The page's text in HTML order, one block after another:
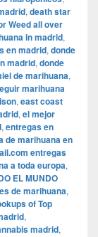
, death star
Weed all over
in madrid,
en madrid, donde
madrid, donde
de marihuana,
marihuana
, east coast
, el mejor
, entregas en
de marihuana en
entregas
a toda europa,
EL MUNDO
de marihuana,
of Top
,
madrid,